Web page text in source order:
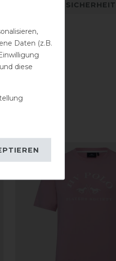
ZUR PRODUKTSICHERHEIT
-30%
Daten (z.B.
diese